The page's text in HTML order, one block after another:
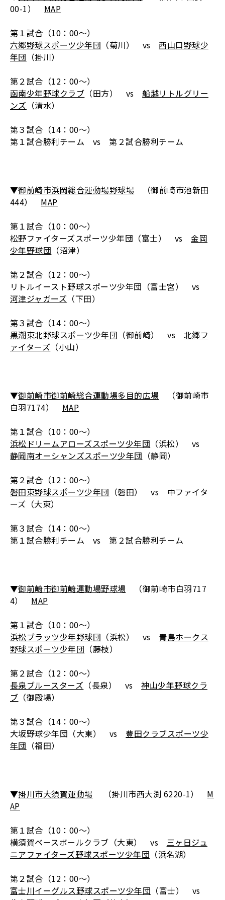
00-1） MAP
第１試合（10：00～）
六郷野球スポーツ少年団 （菊川） vs 西山口野球少
年団 （掛川）
第２試合（12：00～）
函南少年野球クラブ （田方） vs船越リトルグリー
ンズ （清水）
第３試合（14：00～）
第１試合勝利チーム vs 第２試合勝利チーム
▼御前崎市浜岡総合運動場野球場 （御前崎市池新田
444） MAP
第１試合（10：00～）
松野ファイターズスポーツ少年団（富士） vs金岡
少年野球団 （沼津）
第２試合（12：00～）
リトルイースト野球スポーツ少年団（富士宮） vs
河津ジャガーズ （下田）
第３試合（14：00～）
黒潮東北野球スポーツ少年団 （御前崎） vs 北郷フ
ァイターズ （小山）
▼御前崎市御前崎総合運動場多目的広場 （御前崎市
白羽7174） MAP
第１試合（10：00～）
浜松ドリームアローズスポーツ少年団 （浜松） vs
静岡南オーシャンズスポーツ少年団 （静岡）
第２試合（12：00～）
磐田東野球スポーツ少年団 （磐田） vs 中ファイタ
ーズ（大東）
第３試合（14：00～）
第１試合勝利チーム vs 第２試合勝利チーム
▼御前崎市御前崎運動場野球場 （御前崎市白羽717
4） MAP
第１試合（10：00～）
浜松ブラッツ少年野球団 （浜松） vs 青島ホークス
野球スポーツ少年団 （藤枝）
第２試合（12：00～）
長泉ブルースターズ （長泉） vs神山少年野球クラ
ブ （御殿場）
第３試合（14：00～）
大坂野球少年団（大東） vs 豊田クラブスポーツ少
年団 （福田）
▼掛川市大須賀運動場 （掛川市西大渕 6220-1） M
AP
第１試合（10：00～）
横須賀ベースボールクラブ（大東） vs 三ヶ日ジュ
ニアファイターズ野球スポーツ少年団 （浜名湖）
第２試合（12：00～）
富士川イーグルス野球スポーツ少年団 （富士） vs